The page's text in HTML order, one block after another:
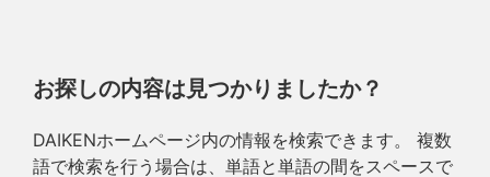
お探しの内容は見つかりましたか？
DAIKENホームページ内の情報を検索できます。 複数
語で検索を行う場合は、単語と単語の間をスペースで